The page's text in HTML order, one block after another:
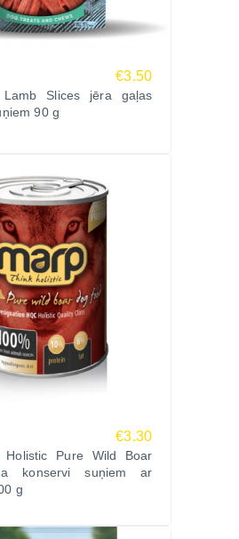
€3.50
Slices jēra gaļas
90 g
€3.30
Holistic Pure Wild Boar
konservi suņiem ar
g